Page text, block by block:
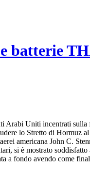
batterie
Uniti incentrati
lo Stretto di Hormuz al
americana John C.
si è mostrato
fondo avendo come